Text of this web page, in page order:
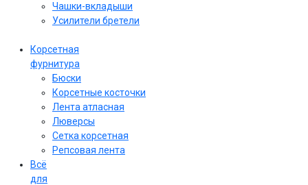
Чашки-вкладыши
Усилители бретели
Корсетная
фурнитура
Бюски
Корсетные косточки
Лента атласная
Люверсы
Сетка корсетная
Репсовая лента
Всё
для